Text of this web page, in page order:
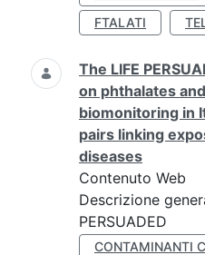
FTALATI
The LIFE
on phthalates
biomonitoring in
pairs linking
diseases
Contenuto Web
Descrizione
PERSUADED
CONTAMINANTI